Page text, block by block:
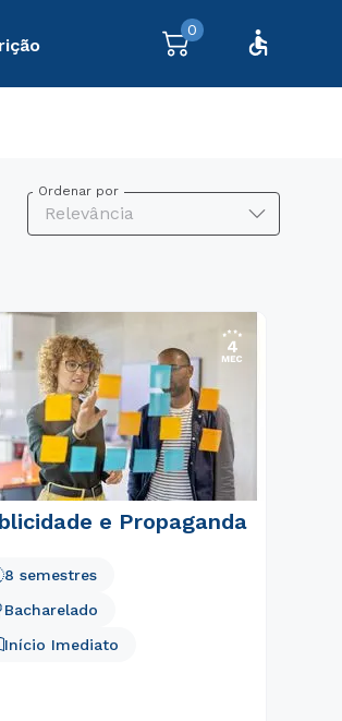
0
Ordenar por
Relevância
e Propaganda
Bacharelado
Início Imediato
8 semestres